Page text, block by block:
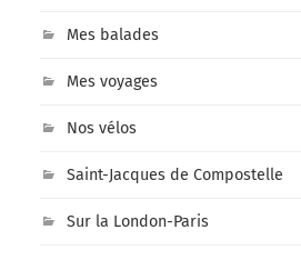
Mes balades
Mes voyages
Nos vélos
Saint-Jacques de Compostelle
Sur la London-Paris